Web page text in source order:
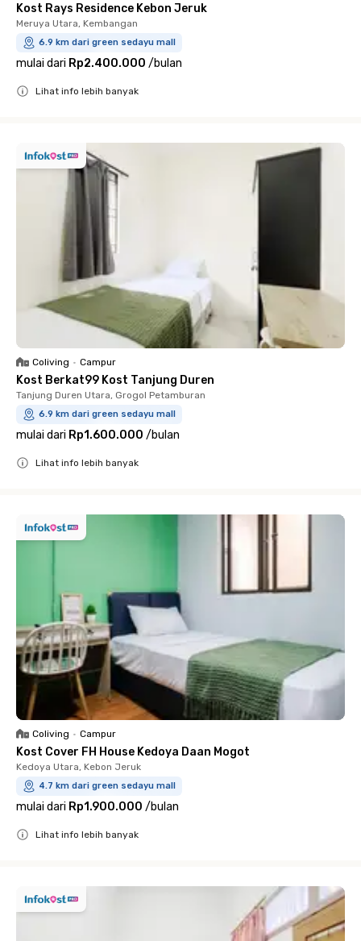
Kost Rays Residence Kebon Jeruk
Meruya Utara, Kembangan
6.9 km dari green sedayu mall
mulai dari Rp2.400.000 /bulan
Lihat info lebih banyak
Coliving • Campur
Kost Berkat99 Kost Tanjung Duren
Tanjung Duren Utara, Grogol Petamburan
6.9 km dari green sedayu mall
mulai dari Rp1.600.000 /bulan
Lihat info lebih banyak
Coliving • Campur
Kost Cover FH House Kedoya Daan Mogot
Kedoya Utara, Kebon Jeruk
4.7 km dari green sedayu mall
mulai dari Rp1.900.000 /bulan
Lihat info lebih banyak